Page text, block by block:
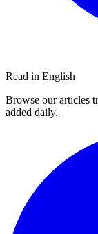
Read in English
Browse our articles
added daily.